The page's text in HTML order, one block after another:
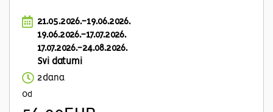
21.05.2026.-19.06.2026.
19.06.2026.-17.07.2026.
17.07.2026.-24.08.2026.
Svi datumi
2dana
Od